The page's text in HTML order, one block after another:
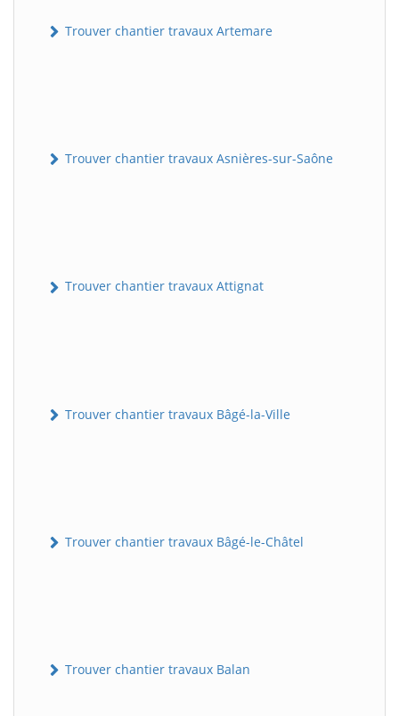
Trouver chantier travaux Artemare
Trouver chantier travaux Asnières-sur-Saône
Trouver chantier travaux Attignat
Trouver chantier travaux Bâgé-la-Ville
Trouver chantier travaux Bâgé-le-Châtel
Trouver chantier travaux Balan